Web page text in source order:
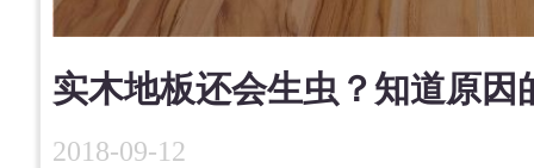
实木地板还会生虫？知道原
2018-09-12